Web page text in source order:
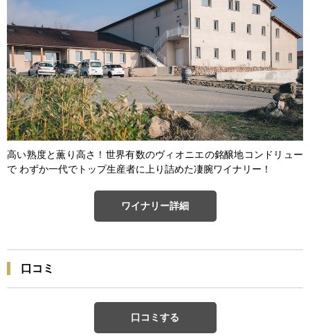
高い熟度と薫り高さ！世界有数のヴィオニエの銘醸地コンドリュー
で わずか一代でトップ生産者に上り詰めた凄腕ワイナリー！
ワイナリー詳細
口コミ
口コミする